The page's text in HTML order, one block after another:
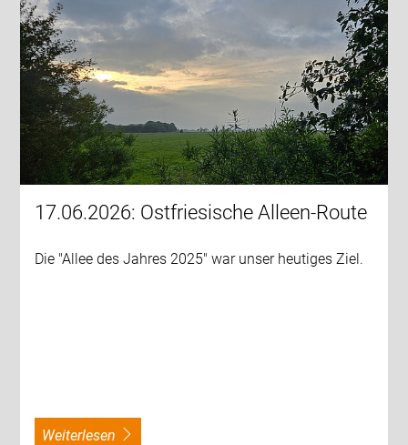
17.06.2026: Ostfriesische Alleen-Route
Die "Allee des Jahres 2025" war unser heutiges Ziel.
weiterlesen